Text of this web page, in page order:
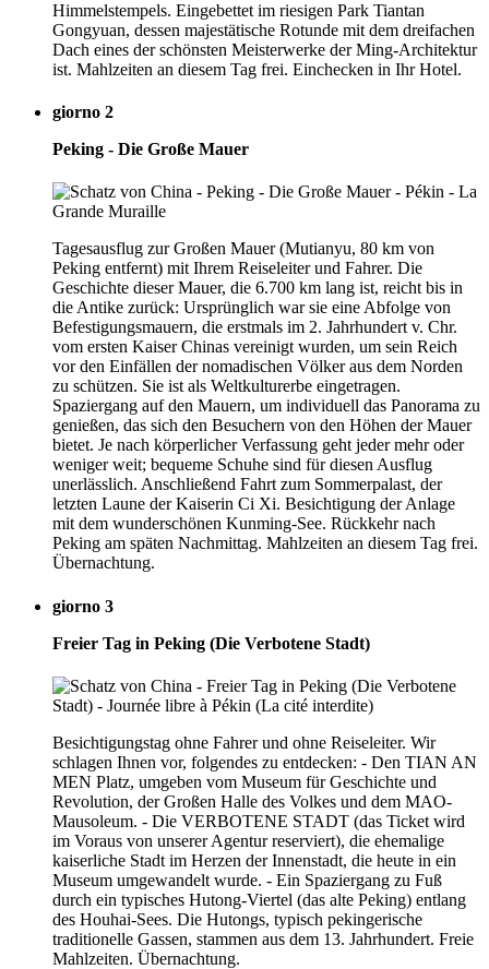
Himmelstempels. Eingebettet im riesigen Park Tiantan
Gongyuan, dessen majestätische Rotunde mit dem dreifachen
Dach eines der schönsten Meisterwerke der Ming-Architektur
ist. Mahlzeiten an diesem Tag frei. Einchecken in Ihr Hotel.
giorno 2
Peking - Die Große Mauer
Tagesausflug zur Großen Mauer (Mutianyu, 80 km von
Peking entfernt) mit Ihrem Reiseleiter und Fahrer. Die
Geschichte dieser Mauer, die 6.700 km lang ist, reicht bis in
die Antike zurück: Ursprünglich war sie eine Abfolge von
Befestigungsmauern, die erstmals im 2. Jahrhundert v. Chr.
vom ersten Kaiser Chinas vereinigt wurden, um sein Reich
vor den Einfällen der nomadischen Völker aus dem Norden
zu schützen. Sie ist als Weltkulturerbe eingetragen.
Spaziergang auf den Mauern, um individuell das Panorama zu
genießen, das sich den Besuchern von den Höhen der Mauer
bietet. Je nach körperlicher Verfassung geht jeder mehr oder
weniger weit; bequeme Schuhe sind für diesen Ausflug
unerlässlich. Anschließend Fahrt zum Sommerpalast, der
letzten Laune der Kaiserin Ci Xi. Besichtigung der Anlage
mit dem wunderschönen Kunming-See. Rückkehr nach
Peking am späten Nachmittag. Mahlzeiten an diesem Tag frei.
Übernachtung.
giorno 3
Freier Tag in Peking (Die Verbotene Stadt)
Besichtigungstag ohne Fahrer und ohne Reiseleiter. Wir
schlagen Ihnen vor, folgendes zu entdecken: - Den TIAN AN
MEN Platz, umgeben vom Museum für Geschichte und
Revolution, der Großen Halle des Volkes und dem MAO-
Mausoleum. - Die VERBOTENE STADT (das Ticket wird
im Voraus von unserer Agentur reserviert), die ehemalige
kaiserliche Stadt im Herzen der Innenstadt, die heute in ein
Museum umgewandelt wurde. - Ein Spaziergang zu Fuß
durch ein typisches Hutong-Viertel (das alte Peking) entlang
des Houhai-Sees. Die Hutongs, typisch pekingerische
traditionelle Gassen, stammen aus dem 13. Jahrhundert. Freie
Mahlzeiten. Übernachtung.